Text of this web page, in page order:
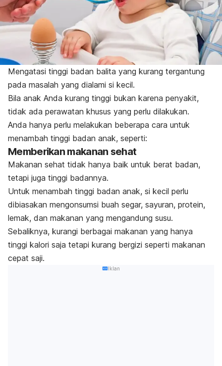
Mengatasi tinggi badan balita yang kurang tergantung
pada masalah yang dialami si kecil.
Bila anak Anda kurang tinggi bukan karena penyakit,
tidak ada perawatan khusus yang perlu dilakukan.
Anda hanya perlu melakukan beberapa cara untuk
menambah tinggi badan anak, seperti:
Memberikan makanan sehat
Makanan sehat tidak hanya baik untuk berat badan,
tetapi juga tinggi badannya.
Untuk menambah tinggi badan anak, si kecil perlu
dibiasakan mengonsumsi buah segar, sayuran, protein,
lemak, dan makanan yang mengandung susu.
Sebaliknya, kurangi berbagai makanan yang hanya
tinggi kalori saja tetapi kurang bergizi seperti makanan
cepat saji.
Iklan